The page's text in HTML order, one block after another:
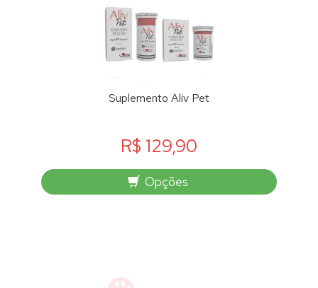
Suplemento Aliv Pet
R$ 129,90
Opções